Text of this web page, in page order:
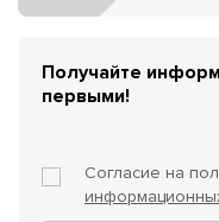
Получайте
первыми!
Согласие на